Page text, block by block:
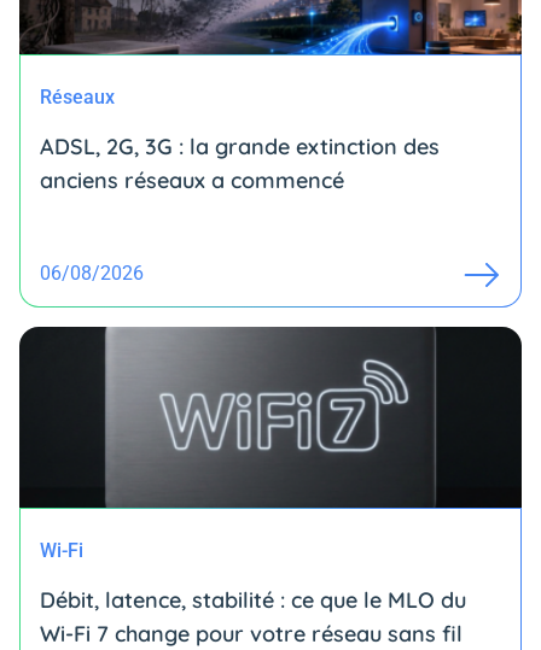
Réseaux
ADSL, 2G, 3G : la grande extinction des
anciens réseaux a commencé
06/08/2026
Wi-Fi
Débit, latence, stabilité : ce que le MLO du
Wi-Fi 7 change pour votre réseau sans fil